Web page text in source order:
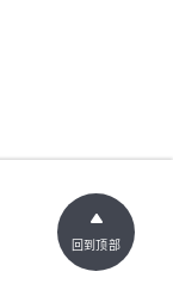
回到顶部